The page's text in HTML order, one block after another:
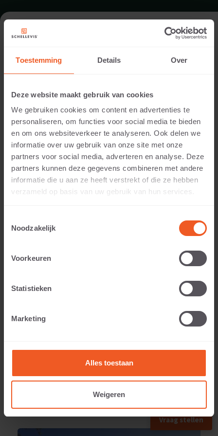
Toestemming Details Over
Deze website maakt gebruik van cookies
We gebruiken cookies om content en advertenties te
personaliseren, om functies voor social media te bieden
en om ons websiteverkeer te analyseren. Ook delen we
informatie over uw gebruik van onze site met onze
partners voor social media, adverteren en analyse. Deze
partners kunnen deze gegevens combineren met andere
informatie die u aan ze heeft verstrekt of die ze hebben
verzameld op basis van uw gebruik van hun services.
Noodzakelijk
Voorkeuren
Statistieken
Marketing
Alles toestaan
Weigeren
FORMAAT - HOEKSTUK 40
ASSORTIMENT TRAPTREDEN
20 CM DIKTE
Toepasbaar voor:
Gewicht:
Vraag stellen